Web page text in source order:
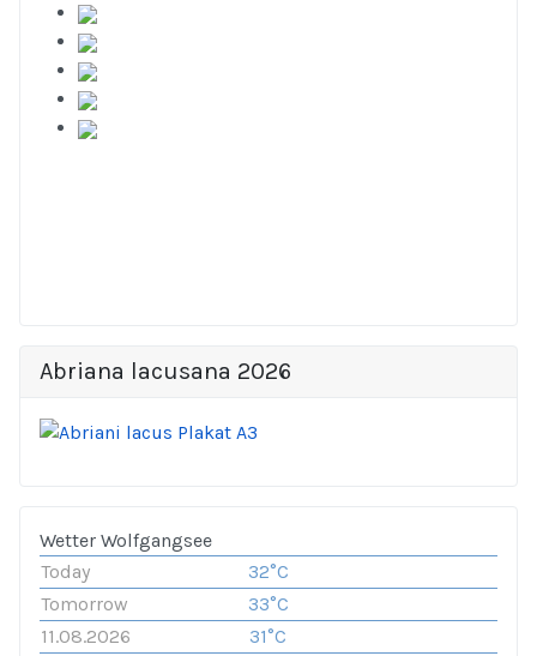
Abriana lacusana 2026
Wetter Wolfgangsee
Today
32°C
Tomorrow
33°C
11.08.2026
31°C